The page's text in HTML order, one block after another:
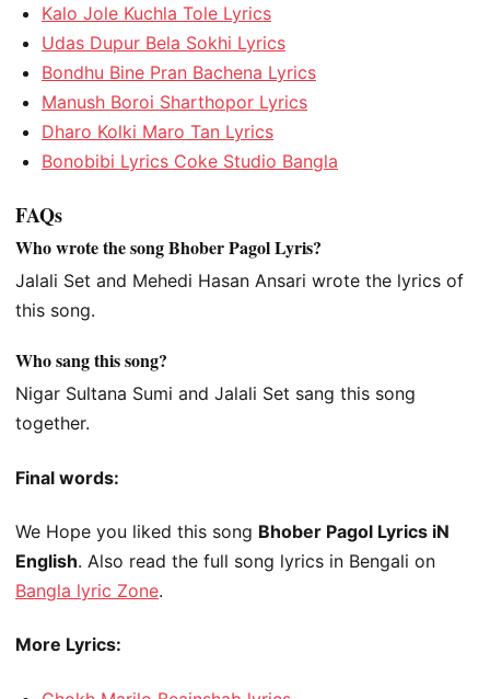
Kalo Jole Kuchla Tole Lyrics
Udas Dupur Bela Sokhi Lyrics
Bondhu Bine Pran Bachena Lyrics
Manush Boroi Sharthopor Lyrics
Dharo Kolki Maro Tan Lyrics
Bonobibi Lyrics Coke Studio Bangla
FAQs
Who wrote the song Bhober Pagol Lyris?
Jalali Set and Mehedi Hasan Ansari wrote the lyrics of
this song.
Who sang this song?
Nigar Sultana Sumi and Jalali Set sang this song
together.
Final words:
We Hope you liked this song Bhober Pagol Lyrics iN
English. Also read the full song lyrics in Bengali on
Bangla lyric Zone.
More Lyrics: